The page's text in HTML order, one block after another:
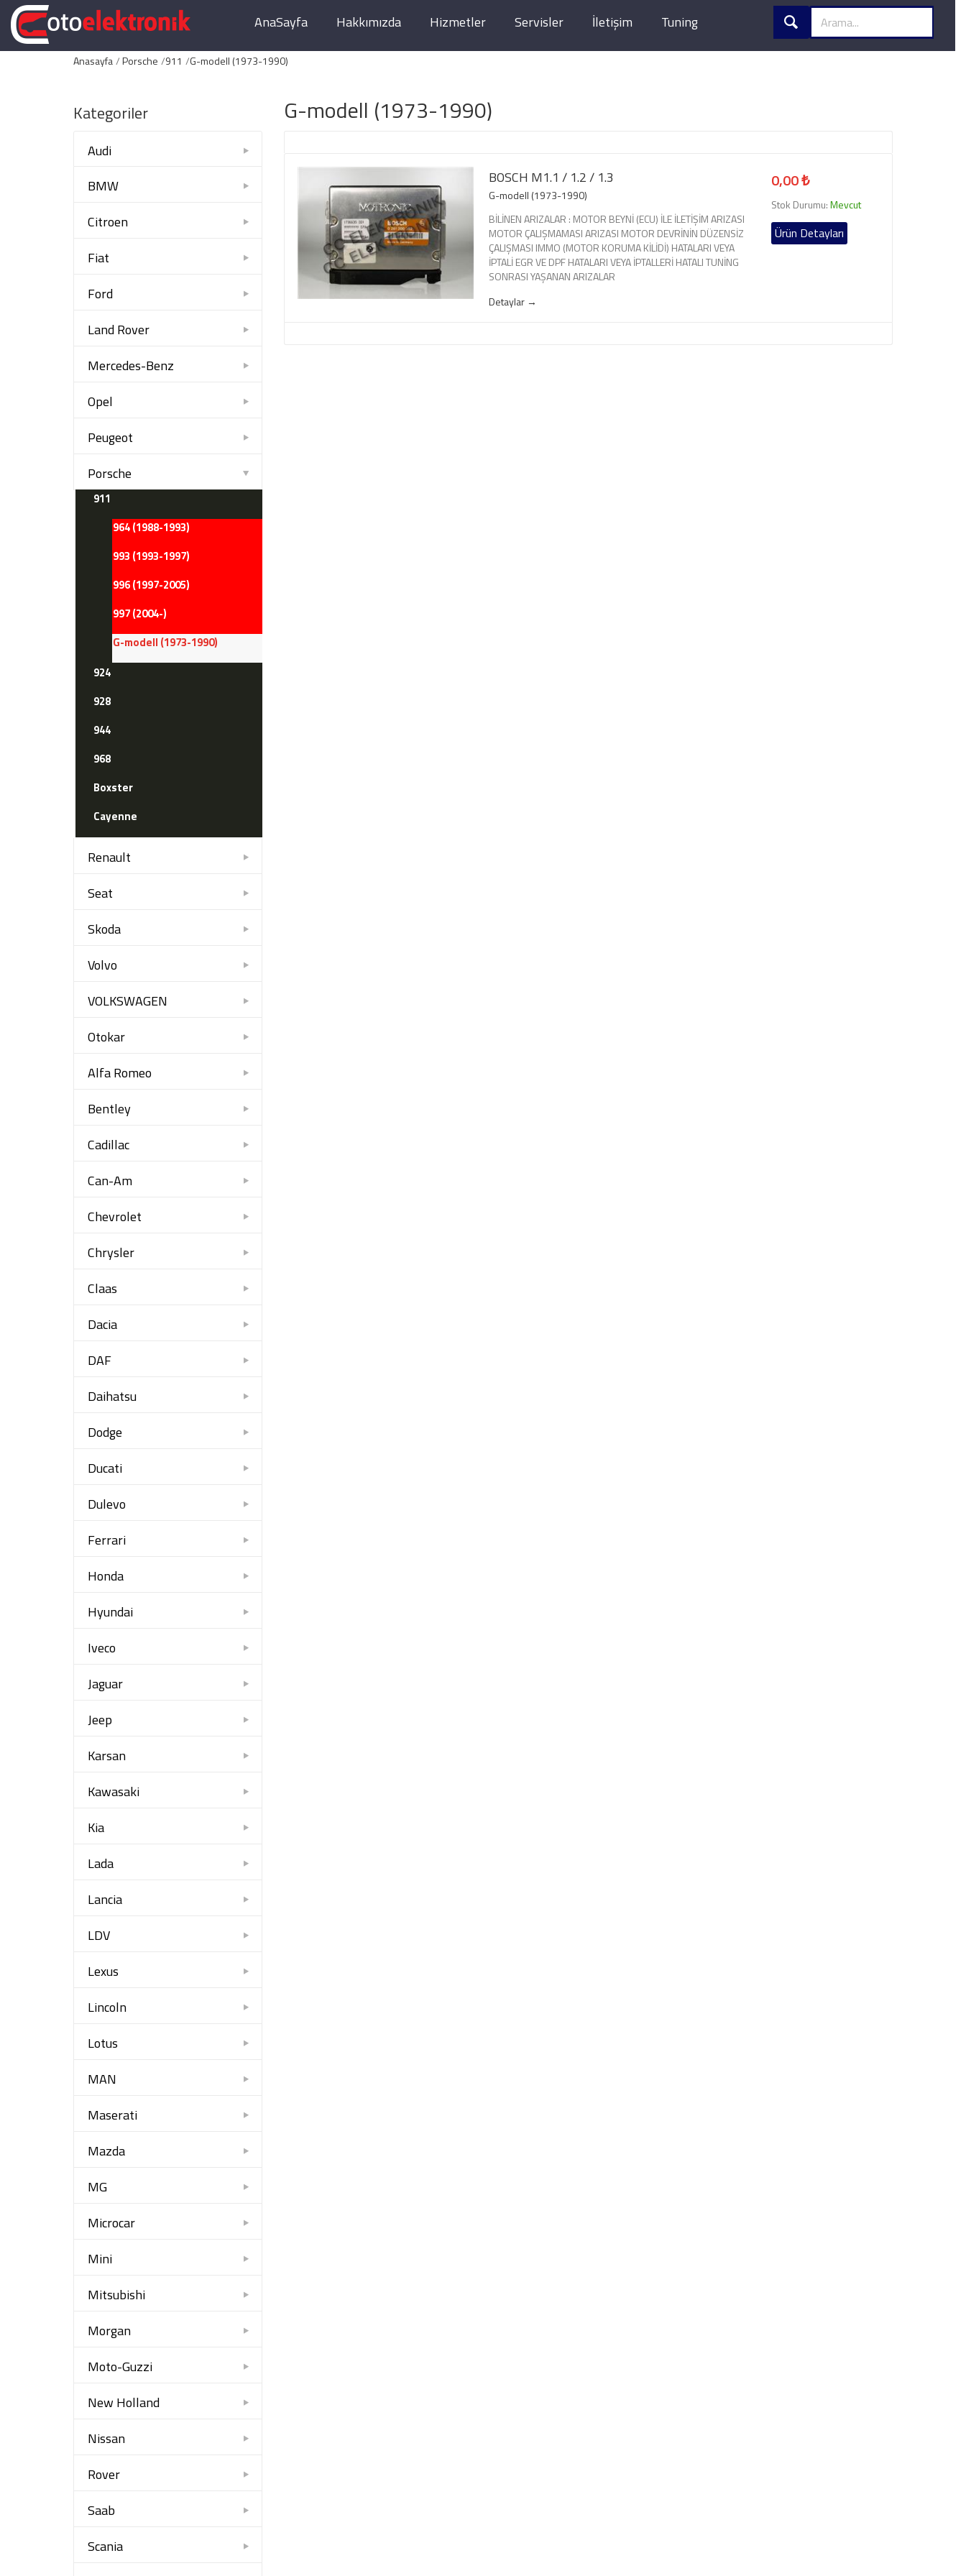
AnaSayfa Hakkımızda Hizmetler Servisler İletişim Tuning
Anasayfa Porsche 911 G-modell (1973-1990)
Kategoriler
Audi
BMW
Citroen
Fiat
Ford
Land Rover
Mercedes-Benz
Opel
Peugeot
Porsche
911
964 (1988-1993)
993 (1993-1997)
996 (1997-2005)
997 (2004-)
G-modell (1973-1990)
924
928
944
968
Boxster
Cayenne
Renault
Seat
Skoda
Volvo
VOLKSWAGEN
Otokar
Alfa Romeo
Bentley
Cadillac
Can-Am
Chevrolet
Chrysler
Claas
Dacia
DAF
Daihatsu
Dodge
Ducati
Dulevo
Ferrari
Honda
Hyundai
Iveco
Jaguar
Jeep
Karsan
Kawasaki
Kia
Lada
Lancia
LDV
Lexus
Lincoln
Lotus
MAN
Maserati
Mazda
MG
Microcar
Mini
Mitsubishi
Morgan
Moto-Guzzi
New Holland
Nissan
Rover
Saab
Scania
G-modell (1973-1990)
BOSCH M1.1 / 1.2 / 1.3
G-modell (1973-1990)
BİLİNEN ARIZALAR : MOTOR BEYNİ (ECU) İLE İLETİŞİM ARIZASI
MOTOR ÇALIŞMAMASI ARIZASI MOTOR DEVRİNİN DÜZENSİZ
ÇALIŞMASI IMMO (MOTOR KORUMA KİLİDİ) HATALARI VEYA
İPTALİ EGR VE DPF HATALARI VEYA İPTALLERİ HATALI TUNİNG
SONRASI YAŞANAN ARIZALAR
Detaylar →
0,00 ₺
Stok Durumu:Mevcut
Ürün Detayları